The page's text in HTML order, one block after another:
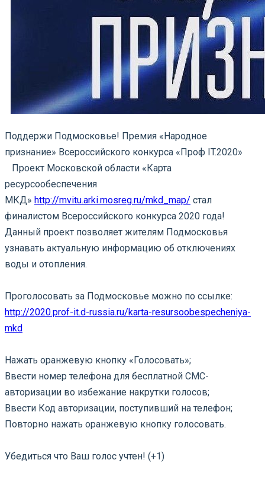
Поддержи Подмосковье! Премия «Народное
признание» Всероссийского конкурса «Проф IT.2020»
⠀Проект Московской области «Карта
ресурсообеспечения
МКД» http://mvitu.arki.mosreg.ru/mkd_map/ стал
финалистом Всероссийского конкурса 2020 года!
Данный проект позволяет жителям Подмосковья
узнавать актуальную информацию об отключениях
воды и отопления.
Проголосовать за Подмосковье можно по ссылке:
http://2020.prof-it.d-russia.ru/karta-resursoobespecheniya-
mkd
Нажать оранжевую кнопку «Голосовать»;
Ввести номер телефона для бесплатной СМС-
авторизации во избежание накрутки голосов;
Ввести Код авторизации, поступивший на телефон;
Повторно нажать оранжевую кнопку голосовать.
Убедиться что Ваш голос учтен! (+1)